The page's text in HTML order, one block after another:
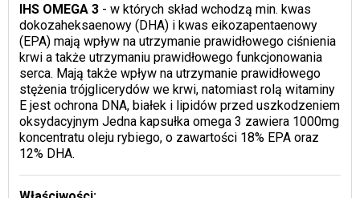
IHS OMEGA 3- w których skład wchodzą min. kwas
dokozaheksaenowy (DHA) i kwas eikozapentaenowy
(EPA) mają wpływ na utrzymanie prawidłowego ciśnienia
krwi a także utrzymaniu prawidłowego funkcjonowania
serca. Mają także wpływ na utrzymanie prawidłowego
stężenia trójglicerydów we krwi, natomiast rolą witaminy
E jest ochrona DNA, białek i lipidów przed uszkodzeniem
oksydacyjnym Jedna kapsułka omega 3 zawiera 1000mg
koncentratu oleju rybiego, o zawartości 18% EPA oraz
12% DHA.